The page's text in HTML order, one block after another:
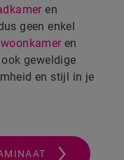
en
geen enkel
en
geweldige
en stijl in je